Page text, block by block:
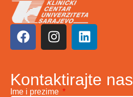
Kontaktirajte nas
Ime i prezime